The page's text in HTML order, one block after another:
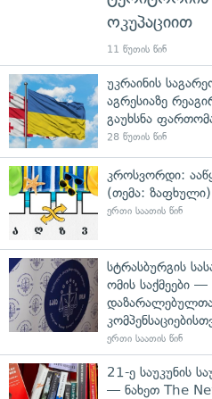
ოკუპაციით
11 წუთის წინ
უკრაინის
აგრესიაზე
გაუხსნა
28 წუთის წინ
კროსვორდი:
(თემა: ზაფხული)
ერთი საათის წინ
სტრასბურგის
ომის საქმეები
ერთი საათის წინ
21-ე საუკუნის
— ნახეთ The